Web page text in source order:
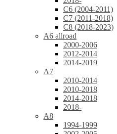
C6 (2004-2011)
C7 (2011-2018)
C8 (2018-2023)
A6 allroad
2000-2006
2012-2014
2014-2019
A7
2010-2014
2010-2018
2014-2018
2018-
A8
1994-1999